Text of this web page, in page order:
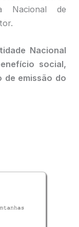
Nacional de
Nacional
social,
de emissão do